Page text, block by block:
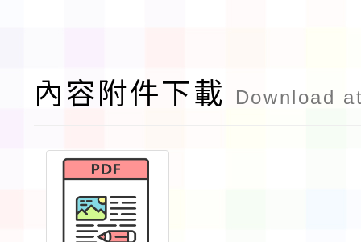
內容附件下載 Download